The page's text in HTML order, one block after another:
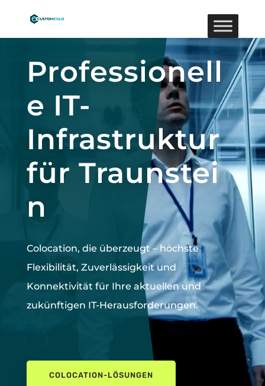
Professionell
e IT-
Infrastruktur
für Traunstei
n
Colocation, die überzeugt –höchste
Flexibilität, Zuverlässigkeit und
Konnektivität für Ihre aktuellen und
zukünftigen IT-Herausforderungen.
COLOCATION-LÖSUNGEN